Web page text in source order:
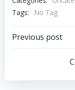
Tags:
No Tag
Post
Previous post